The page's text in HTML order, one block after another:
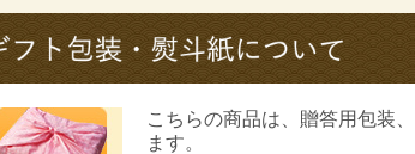
こちらの商品は、 贈答用包装
ます。